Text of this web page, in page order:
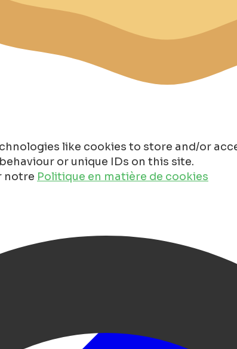
like cookies to store and/or
or unique IDs on this site.
notre Politique en matière de cookies